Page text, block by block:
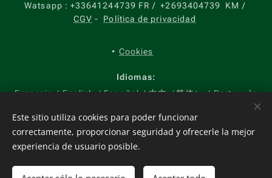
Añadir a la cesta
Watsapp : +33641244739 FR /+2693404739 KM /
CGV - Política de privacidad
Cookies
Idiomas
Français
English Español 中文（简体） Português
Moneda
EUR €
USD $ KMF CF CNY ¥
Este sitio utiliza cookies para poder funcionar
correctamente, proporcionar seguridad y ofrecerle la mejor
experiencia de usuario posible.